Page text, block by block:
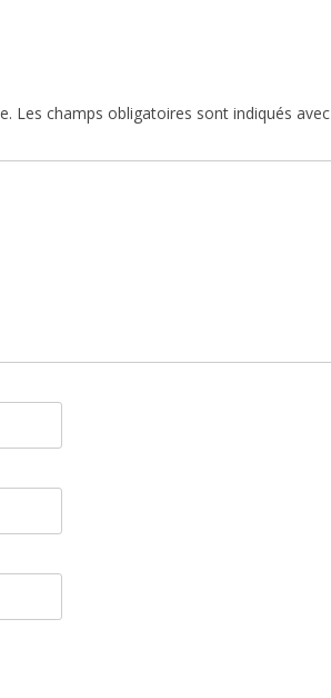
Les champs obligatoires sont indiqués avec